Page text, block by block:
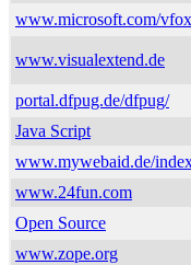
www.microsoft.com/
www.visualextend.de
portal.dfpug.de/dfpug/
Java Script
www.mywebaid.de/
www.24fun.com
Open Source
www.zope.org